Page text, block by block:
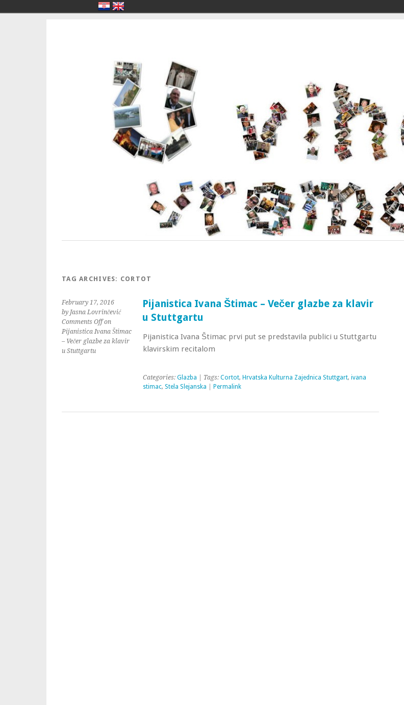
TAG ARCHIVES: CORTOT
February 17, 2016
by Jasna Lovrinčević
Comments Offon
Pijanistica Ivana Štimac
– Večer glazbe za klavir
u Stuttgartu
Pijanistica Ivana Štimac – Večer glazbe za klavir
u Stuttgartu
Pijanistica Ivana Štimac prvi put se predstavila publici u Stuttgartu
klavirskim recitalom
Categories: Glazba | Tags: Cortot, Hrvatska Kulturna Zajednica Stuttgart, ivana
stimac, Stela Slejanska Permalink